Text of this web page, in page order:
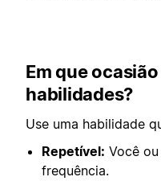
Em que
habilidades?
Use uma habilidade
Repetível: Você
frequência.